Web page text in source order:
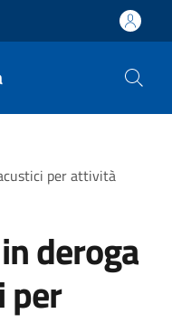
per attività
deroga
per